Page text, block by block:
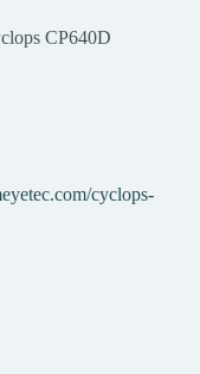
CP640D
cyclops-